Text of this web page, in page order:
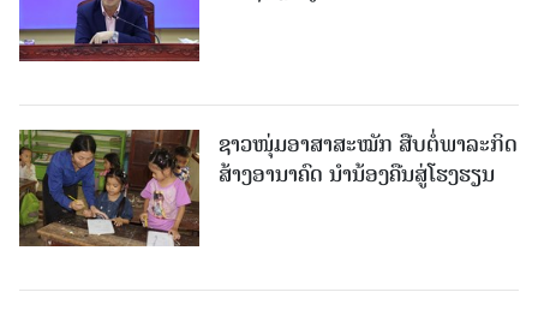
ຊາວໜຸ່ມອາສາສະໝັກ ສືບຕໍ່ພາລະກິດ
ສ້າງອານາຄົດ ນໍານ້ອງຄືນສູ່ໂຮງຮຽນ